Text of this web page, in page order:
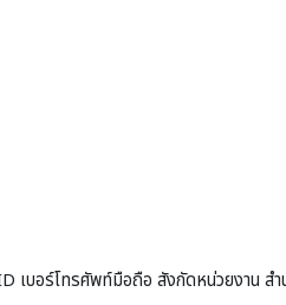
บอร์โทรศัพท์มือถือ สังกัดหน่วยงาน สำนั